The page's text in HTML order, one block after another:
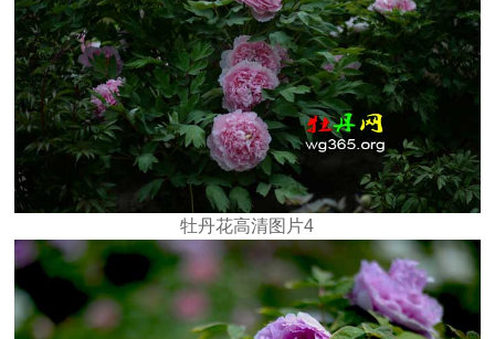
牡丹花高清图片4